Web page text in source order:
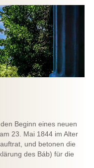
Beginn eines neuen
23. Mai 1844 im Alter
und betonen die
des Báb) für die